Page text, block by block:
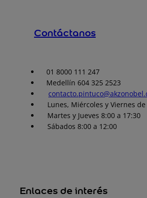
Contáctanos
01 8000 111 247
Medellín 604 325 2523
Lunes, Miércoles y Viernes
Martes y Jueves 8:00 a 17:30
Sábados 8:00 a 12:00
Enlaces de interés